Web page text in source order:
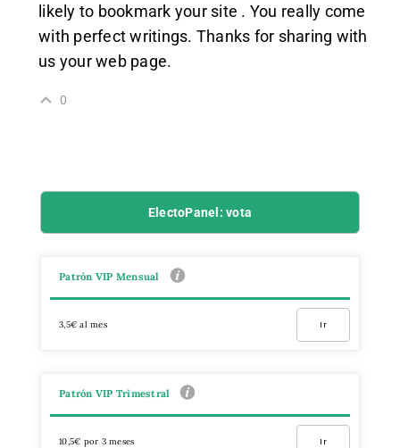
likely to bookmark your site . You really come
with perfect writings. Thanks for sharing with
us your web page.
0
ElectoPanel: vota
Patrón VIP Mensual
3,5€ al mes Ir
Patrón VIP Trimestral
10,5€ por 3 meses Ir